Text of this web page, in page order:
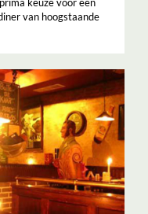
van hoogstaande